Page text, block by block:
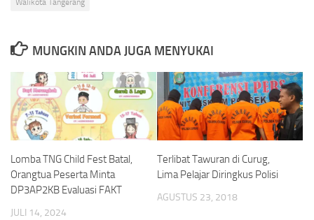
MUNGKIN ANDA JUGA MENYUKAI
Lomba TNG Child Fest Batal,
Orangtua Peserta Minta
DP3AP2KB Evaluasi FAKT
JULI 14, 2024
Terlibat Tawuran di Curug,
Lima Pelajar Diringkus Polisi
AGUSTUS 23, 2018